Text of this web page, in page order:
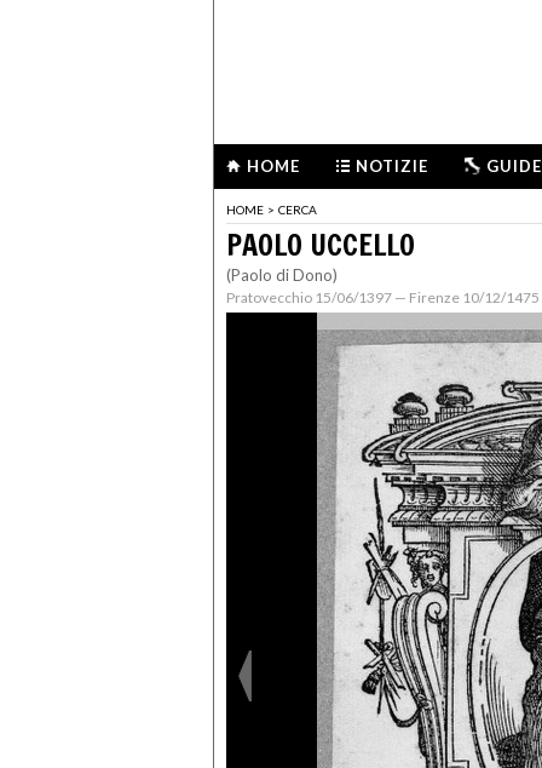
HOME NOTIZIE GUIDE
HOME > CERCA
PAOLO UCCELLO
(Paolo di Dono)
Pratovecchio 15/06/1397 — Firenze 10/12/1475